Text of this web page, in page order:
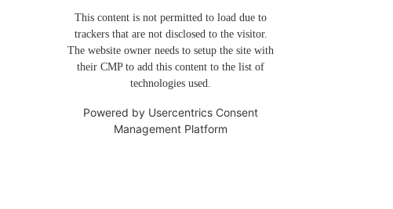
This content is not permitted to load due to
trackers that are not disclosed to the visitor.
The website owner needs to setup the site with
their CMP to add this content to the list of
technologies used.
Powered by Usercentrics Consent
Management Platform